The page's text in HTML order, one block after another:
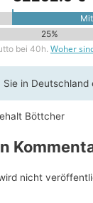
25%
bei 40h. Woher
in
Böttcher
nicht